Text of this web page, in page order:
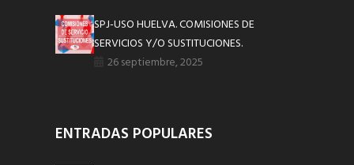
SPJ-USO HUELVA. COMISIONES DE
SERVICIOS Y/O SUSTITUCIONES.
26 septiembre, 2025
ENTRADAS POPULARES